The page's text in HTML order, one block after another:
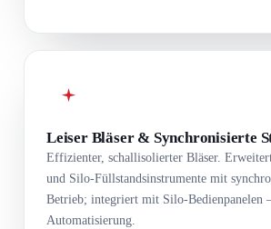
Leiser Bläser & Synchronisierte
Effizienter, schallisolierter Bläser.
und Silo-Füllstandsinstrumente mit
Betrieb; integriert mit Silo-
Automatisierung.